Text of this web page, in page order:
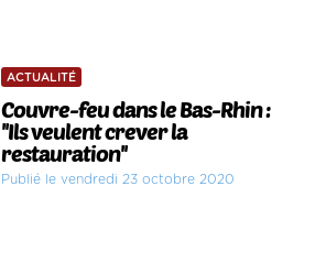
ACTUALITÉ
Couvre-feu dans le Bas-Rhin :
''Ils veulent crever la
restauration''
Publié le vendredi 23 octobre 2020